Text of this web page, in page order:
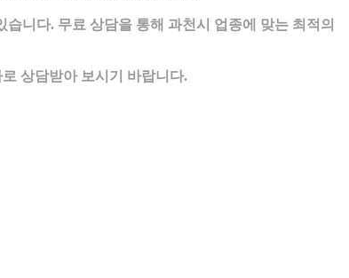
니다. 무료 상담을 통해 과천시 업종에 맞는 최적의
상담받아 보시기 바랍니다.